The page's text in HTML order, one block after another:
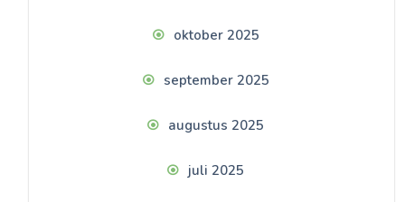
oktober 2025
september 2025
augustus 2025
juli 2025